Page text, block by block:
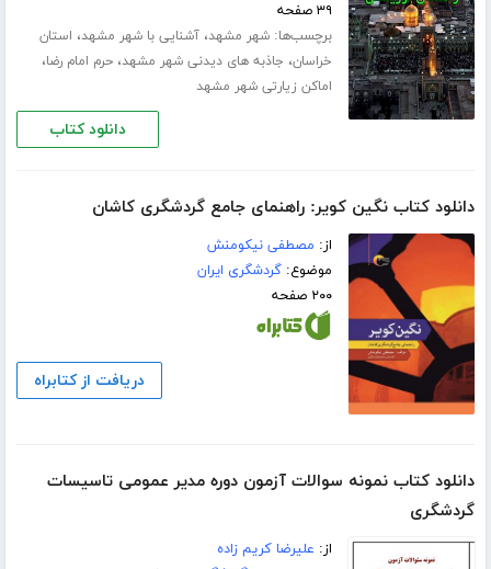
۳۹ صفحه
برچسب‌ها:شهر مشهد،آشنایی با شهر مشهد، استان
خراسان، جاذبه های دیدنی شهر مشهد،حرم امام رضا،
اماکن زیارتی شهر مشهد
دانلود کتاب
دانلود کتاب نگین کویر: راهنمای جامع گردشگری کاشان
از: مصطفی نیکومنش
موضوع:گردشگری ایران
۲۰۰ صفحه
دریافت از کتابراه
دانلود کتاب نمونه سوالات آزمون دوره مدیر عمومی تاسیسات
گردشگری
از: علیرضا کریم زاده